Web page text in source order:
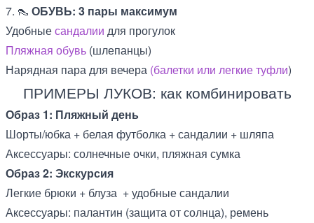
7. 👠 ОБУВЬ: 3 пары максимум
Удобныесандалии для прогулок
Пляжная обувь (шлепанцы)
Нарядная пара для вечера (балетки или легкие туфли)
ПРИМЕРЫ ЛУКОВ: как комбинировать
Образ 1: Пляжный день
Шорты/юбка + белая футболка + сандалии + шляпа
Аксессуары: солнечные очки, пляжная сумка
Образ 2: Экскурсия
Легкие брюки + блуза + удобные сандалии
Аксессуары: палантин (защита от солнца), ремень